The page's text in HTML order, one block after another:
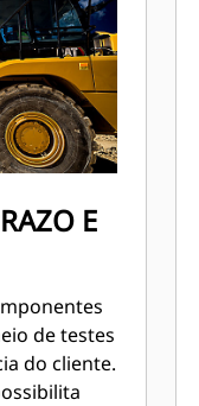
E
de testes
do cliente.